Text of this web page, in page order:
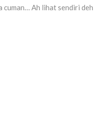
cuman… Ah lihat sendiri deh